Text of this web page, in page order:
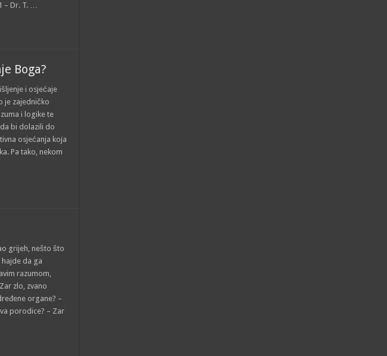
– Dr. T. …
Boga?
i osjećaje
je zajedničko
i logike te
bi dolazili do
osjećanja koja
Pa tako, nekom
grijeh, nešto što
da ga
razumom,
zlo, zvano
organe? –
porodice? – Zar